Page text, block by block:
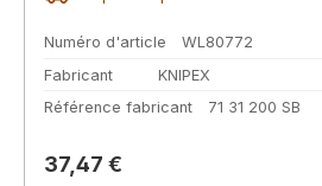
Numéro d'article
WL80772
Fabricant
KNIPEX
Référence fabricant
71 31 200 SB
Prix régulier :
37,47 €